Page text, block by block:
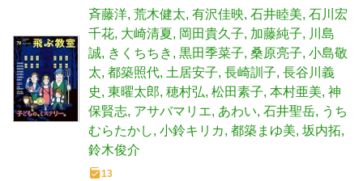
斉藤洋 荒木健太 有沢佳映 石井睦美 石川宏
千花 大崎清夏 岡田貴久子 加藤純子
川島
誠 きくちちき 黒田季菜子 桑原亮子 小島敬
太 都築照代 土居安子 長崎訓子 長谷川義
史 東曜太郎 穂村弘 松田素子 本村亜美 神
保賢志 アサバマリエ あわい 石井聖岳
うち
むらたかし 小鈴キリカ 都築まゆ美 坂内拓
鈴木俊介
13